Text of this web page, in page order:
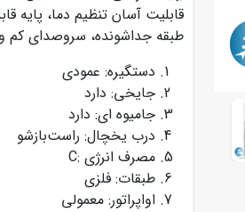
قابلیت آسان تنظیم دما، پایه‌
طبقه جداشونده، سروصدای کم
دستگیره: عمودی
جایخی: دارد
جامیوه ای: دارد
درب یخچال: راست‌بازشو
مصرف انرژی :C
طبقات: فلزی
اواپراتور: معمولی